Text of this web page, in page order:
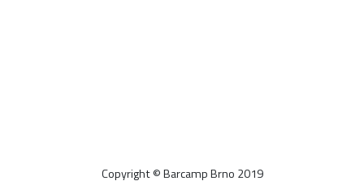
Copyright © Barcamp Brno 2019